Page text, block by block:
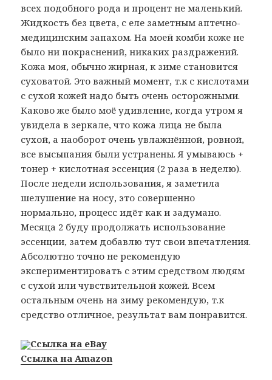
всех подобного рода и процент не маленький.
Жидкость без цвета, с еле заметным аптечно-
медицинским запахом. На моей комби коже не
было ни покраснений, никаких раздражений.
Кожа моя, обычно жирная, к зиме становится
суховатой. Это важный момент, т.к с кислотами
с сухой кожей надо быть очень осторожными.
Каково же было моё удивление, когда утром я
увидела в зеркале, что кожа лица не была
сухой, а наоборот очень увлажнённой, ровной,
все высыпания были устранены. Я умываюсь +
тонер + кислотная эссенция (2 раза в неделю).
После недели использования, я заметила
шелушение на носу, это совершенно
нормально, процесс идёт как и задумано.
Месяца 2 буду продолжать использование
эссенции, затем добавлю тут свои впечатления.
Абсолютно точно не рекомендую
экспериментировать с этим средством людям
с сухой или чувствительной кожей. Всем
остальным очень на зиму рекомендую, т.к
средство отличное, результат вам понравится.
Ссылка на eBay
Ссылка на Amazon